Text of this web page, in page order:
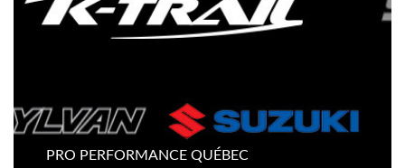
PRO PERFORMANCE QUÉBEC